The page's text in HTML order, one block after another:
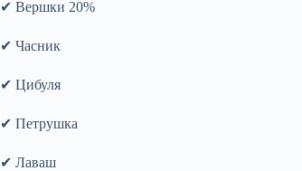
✔ Вершки 20%
✔ Часник
✔ Цибуля
✔ Петрушка
✔ Лаваш